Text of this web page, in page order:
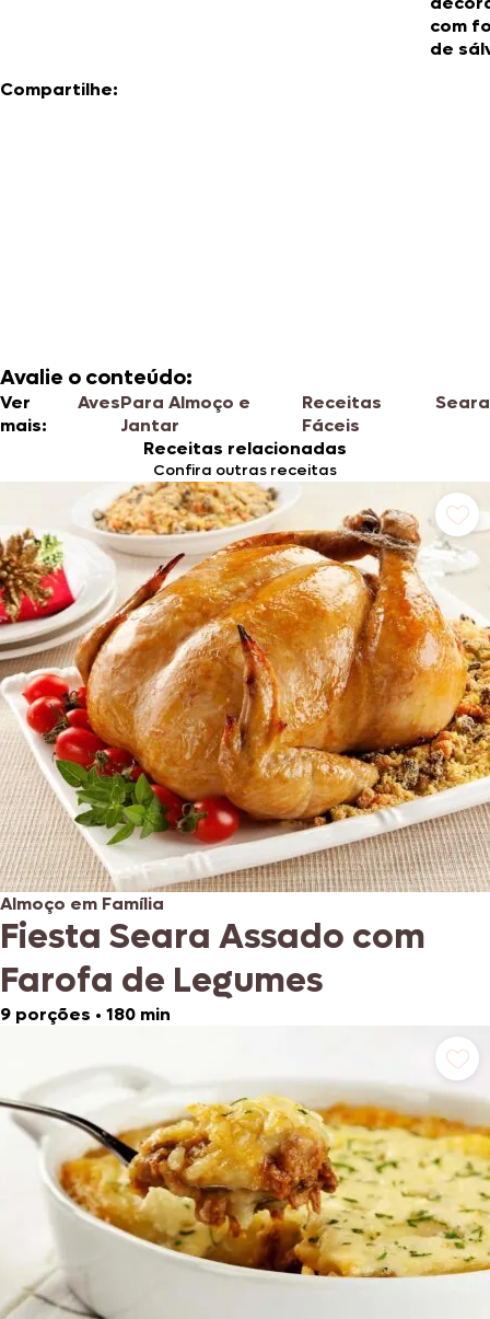
com
de
Compartilhe:
Avalie o conteúdo:
Ver
mais:
AvesPara Almoço e
Jantar
Receitas
Fáceis
Seara
Receitas relacionadas
Confira outras receitas
Almoço em Família
Fiesta Seara Assado com
Farofa de Legumes
9 porções • 180 min